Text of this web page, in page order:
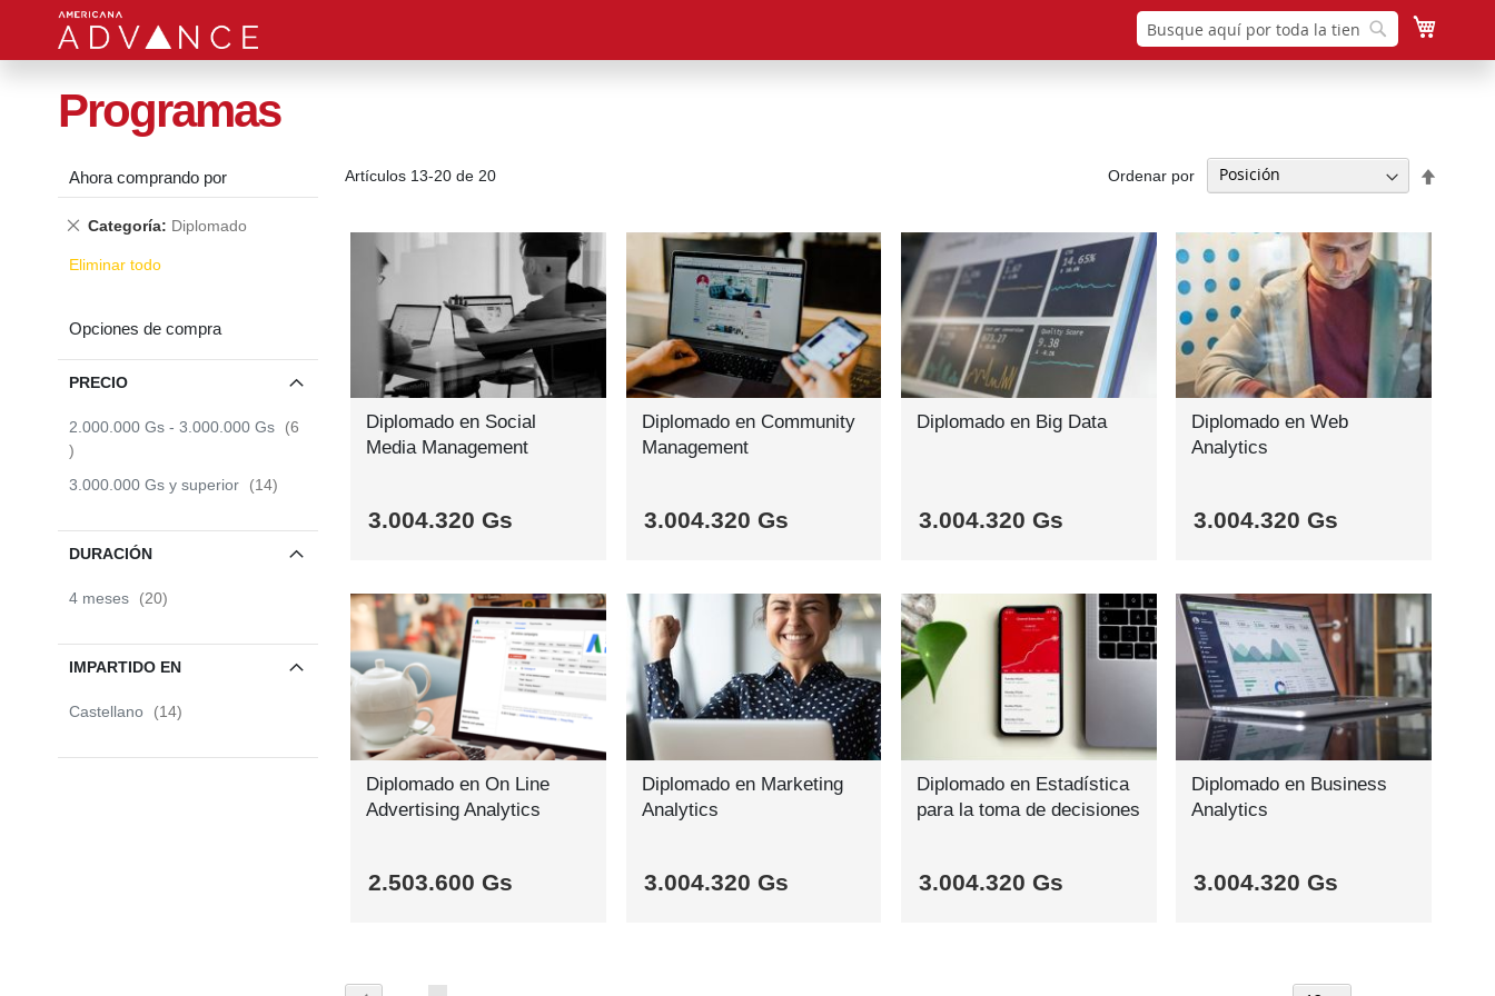
Buscar
Buscar
Programas
Artículos 13-20 de 20 Ordenar por
Diplomado en Social
Media Management
3.004.320 Gs
MÁS
Diplomado en Community
Management
3.004.320 Gs
MÁS
Diplomado en Big Data
3.004.320 Gs
MÁS
Diplomado en Web
Analytics
3.004.320 Gs
MÁS
Diplomado en On Line
Advertising Analytics
2.503.600 Gs
Diplomado en Marketing
Analytics
3.004.320 Gs
Diplomado en Estadística
para la toma de decisiones
3.004.320 Gs
Diplomado en Business
Analytics
3.004.320 Gs
Ahora comprando por
Categoría Diplomado
Quitar
producto
Eliminar todo
Opciones de compra
PRECIO
2.000.000 Gs - 3.000.000 Gs
6
items
3.000.000 Gs y superior 14items
DURACIÓN
4 meses 20items
IMPARTIDO EN
Castellano 14items